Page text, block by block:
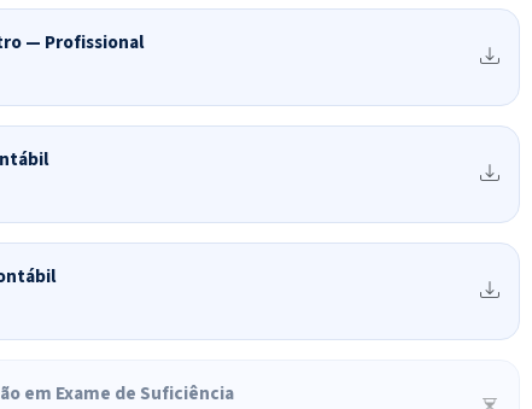
— Profissional
em Exame de Suficiência